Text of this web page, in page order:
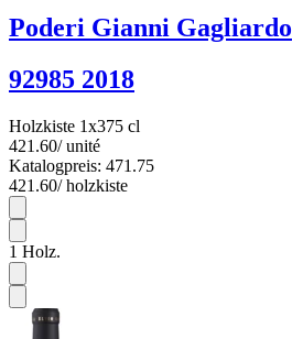
Poderi Gianni Gagliardo
92985 2018
Holzkiste 1x375 cl
421.60/ unité
Katalogpreis: 471.75
421.60/ holzkiste
1 Holz.